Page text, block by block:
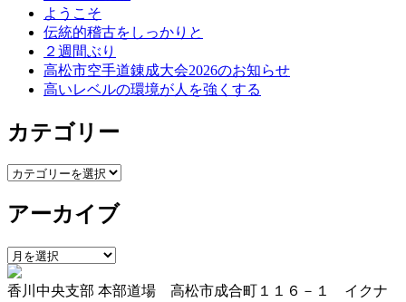
ようこそ
伝統的稽古をしっかりと
２週間ぶり
高松市空手道錬成大会2026のお知らせ
高いレベルの環境が人を強くする
カテゴリー
カ
ゴ
ー
アーカイブ
ア
ー
カ
香川中央支部 本部道場 高松市成合町１１６－１ イクナ